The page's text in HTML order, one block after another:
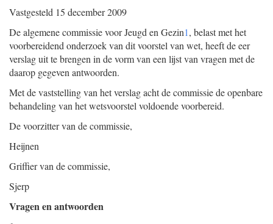
Vastgesteld 15 december 2009
De algemene commissie voor Jeugd en Gezin1, belast met het
voorbereidend onderzoek van dit voorstel van wet, heeft de eer
verslag uit te brengen in de vorm van een lijst van vragen met de
daarop gegeven antwoorden.
Met de vaststelling van het verslag acht de commissie de openbare
behandeling van het wetsvoorstel voldoende voorbereid.
De voorzitter van de commissie,
Heijnen
Griffier van de commissie,
Sjerp
Vragen en antwoorden